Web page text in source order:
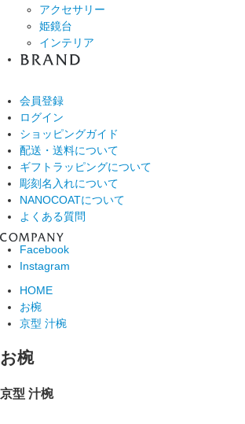
アクセサリー
姫鏡台
インテリア
会員登録
ログイン
ショッピングガイド
配送・送料について
ギフトラッピングについて
彫刻名入れについて
NANOCOATについて
よくある質問
Facebook
Instagram
HOME
お椀
京型 汁椀
お椀
京型 汁椀